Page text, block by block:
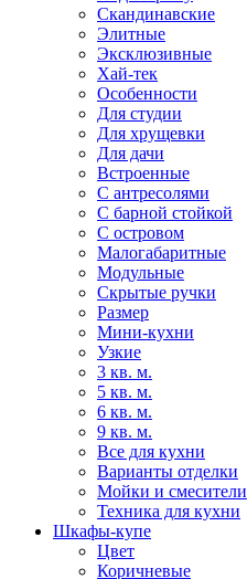
Скандинавские
Элитные
Эксклюзивные
Хай-тек
Особенности
Для студии
Для хрущевки
Для дачи
Встроенные
С антресолями
С барной стойкой
С островом
Малогабаритные
Модульные
Скрытые ручки
Размер
Мини-кухни
Узкие
3 кв. м.
5 кв. м.
6 кв. м.
9 кв. м.
Все для кухни
Варианты отделки
Мойки и смесители
Техника для кухни
Шкафы-купе
Цвет
Коричневые